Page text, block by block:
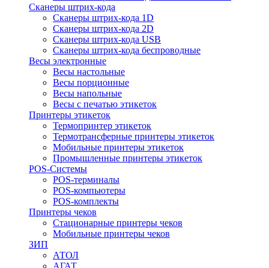
Сканеры штрих-кода
Сканеры штрих-кода 1D
Сканеры штрих-кода 2D
Сканеры штрих-кода USB
Сканеры штрих-кода беспроводные
Весы электронные
Весы настольные
Весы порционные
Весы напольные
Весы с печатью этикеток
Принтеры этикеток
Термопринтер этикеток
Термотрансферные принтеры этикеток
Мобильные принтеры этикеток
Промышленные принтеры этикеток
POS-Системы
POS-терминалы
POS-компьютеры
POS-комплекты
Принтеры чеков
Стационарные принтеры чеков
Мобильные принтеры чеков
ЗИП
АТОЛ
АГАТ